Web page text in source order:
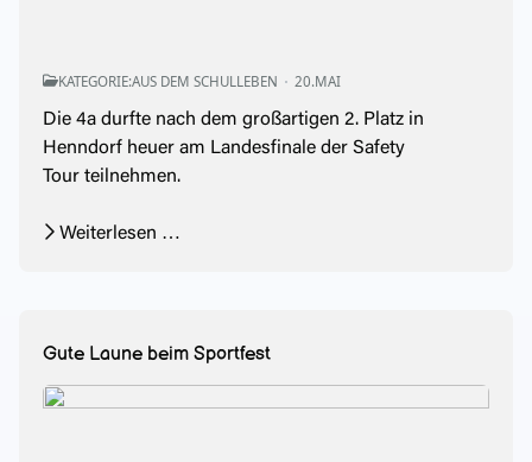
KATEGORIE:AUS DEM SCHULLEBEN 20.MAI
Die 4a durfte nach dem großartigen 2. Platz in
Henndorf heuer am Landesfinale der Safety
Tour teilnehmen.
Weiterlesen …
Gute Laune beim Sportfest